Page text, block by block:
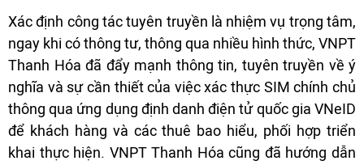
Xác định công tác tuyên truyền là nhiệm vụ trọng tâm,
ngay khi có thông tư, thông qua nhiều hình thức, VNPT
Thanh Hóa đã đẩy mạnh thông tin, tuyên truyền về ý
nghĩa và sự cần thiết của việc xác thực SIM chính chủ
thông qua ứng dụng định danh điện tử quốc gia VNeID
để khách hàng và các thuê bao hiểu, phối hợp triển
khai thực hiện. VNPT Thanh Hóa cũng đã hướng dẫn